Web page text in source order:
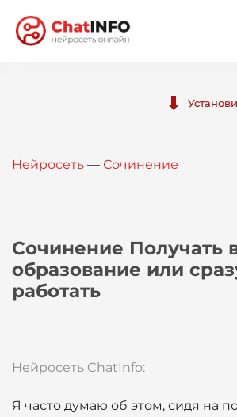
Вход
Нейросеть — Сочинение
Сочинение Получать
образование или
работать
Нейросеть ChatInfo:
Я часто думаю об этом, сидя на